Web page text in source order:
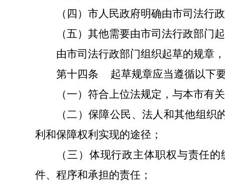
（四）市人民政府明确由市司法行
（五）其他需要由市司法行政部门
由市司法行政部门组织起草的规章
第十四条
起草规章应当遵循以下
（一）符合上位法规定，与本市有
（二）保障公民、法人和其他组
利和保障权利实现的途径；
（三）体现行政主体职权与责任
件、程序和承担的责任；